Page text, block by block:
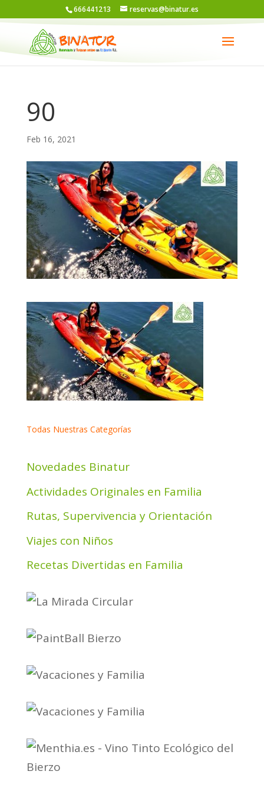
666441213 reservas@binatur.es
90
Feb 16, 2021
Todas Nuestras Categorías
Novedades Binatur
Actividades Originales en Familia
Rutas, Supervivencia y Orientación
Viajes con Niños
Recetas Divertidas en Familia